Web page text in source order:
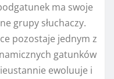
ma swoje
grupy słuchaczy.
pozostaje jednym z
gatunków
ewoluuje i